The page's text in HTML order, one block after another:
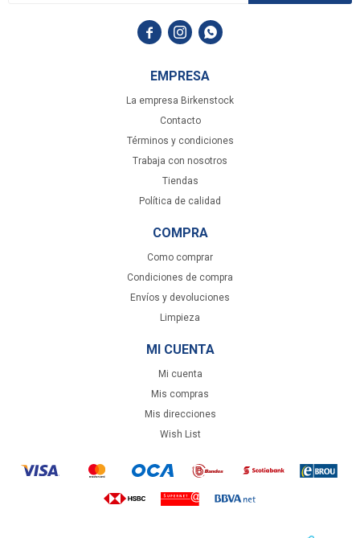
EMPRESA
La empresa Birkenstock
Contacto
Términos y condiciones
Trabaja con nosotros
Tiendas
Política de calidad
COMPRA
Como comprar
Condiciones de compra
Envíos y devoluciones
Limpieza
MI CUENTA
Mi cuenta
Mis compras
Mis direcciones
Wish List
  